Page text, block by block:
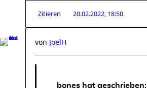
Zitieren 20.02.2022, 18:50
von JoelH
bones hat geschrieben: